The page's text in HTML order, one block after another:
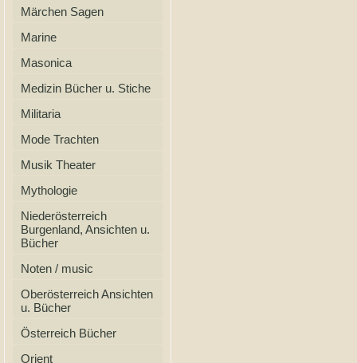
Märchen Sagen
Marine
Masonica
Medizin Bücher u. Stiche
Militaria
Mode Trachten
Musik Theater
Mythologie
Niederösterreich
Burgenland, Ansichten u.
Bücher
Noten / music
Oberösterreich Ansichten
u. Bücher
Österreich Bücher
Orient